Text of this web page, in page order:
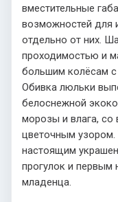
вместительные
возможностей для
отдельно от них.
проходимостью и
большим колёсам с
Обивка люльки
белоснежной
морозы и влага,
цветочным узором.
настоящим
прогулок и
младенца.